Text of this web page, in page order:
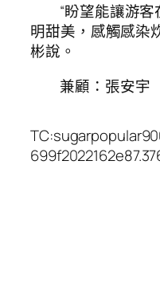
“盼望能讓游
明甜美，感觸感染
彬說。
兼顧：張安宇